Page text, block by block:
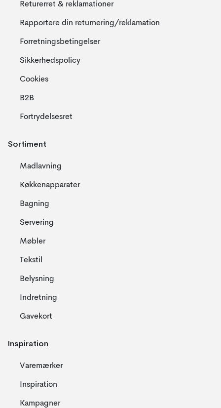
Returerret & reklamationer
Rapportere din returnering/reklamation
Forretningsbetingelser
Sikkerhedspolicy
Cookies
B2B
Fortrydelsesret
Sortiment
Madlavning
Køkkenapparater
Bagning
Servering
Møbler
Tekstil
Belysning
Indretning
Gavekort
Inspiration
Varemærker
Inspiration
Kampagner